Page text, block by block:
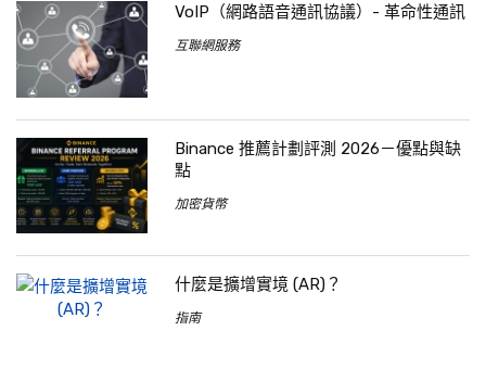
VoIP（網路語音通訊協議）- 革命性通訊
互聯網服務
Binance 推薦計劃評測 2026－優點與缺
點
加密貨幣
什麼是擴增實境 (AR)？
指南